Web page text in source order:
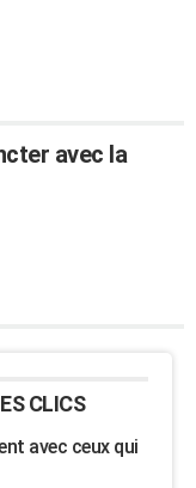
avec la
CLICS
avec ceux qui